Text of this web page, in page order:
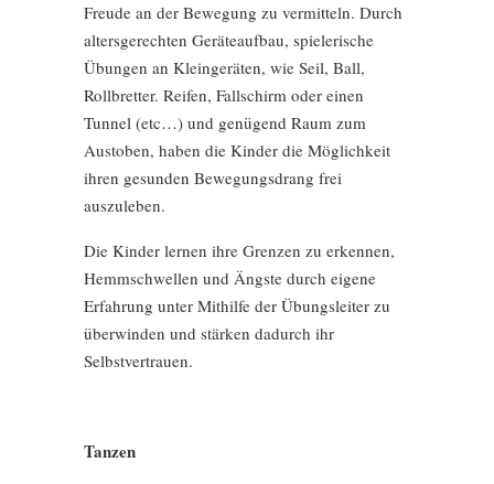
Freude an der Bewegung zu vermitteln. Durch
altersgerechten Geräteaufbau, spielerische
Übungen an Kleingeräten, wie Seil, Ball,
Rollbretter. Reifen, Fallschirm oder einen
Tunnel (etc…) und genügend Raum zum
Austoben, haben die Kinder die Möglichkeit
ihren gesunden Bewegungsdrang frei
auszuleben.
Die Kinder lernen ihre Grenzen zu erkennen,
Hemmschwellen und Ängste durch eigene
Erfahrung unter Mithilfe der Übungsleiter zu
überwinden und stärken dadurch ihr
Selbstvertrauen.
Tanzen